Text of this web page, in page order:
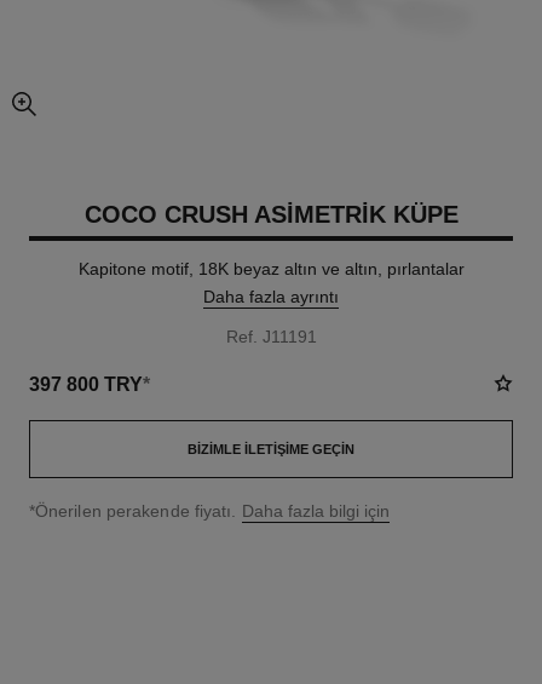
resmin büyütülmüş görünümü
COCO CRUSH ASIMETRIK KÜPE
Kapitone motif, 18K beyaz altın ve altın, pırlantalar
Daha fazla ayrıntı
Ref. J11191
397 800 TRY*
BIZIMLE İLETIŞIME GEÇIN
↩
*Önerilen perakende fiyatı. Daha fazla bilgi için